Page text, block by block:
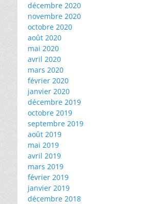
décembre 2020
novembre 2020
octobre 2020
août 2020
mai 2020
avril 2020
mars 2020
février 2020
janvier 2020
décembre 2019
octobre 2019
septembre 2019
août 2019
mai 2019
avril 2019
mars 2019
février 2019
janvier 2019
décembre 2018